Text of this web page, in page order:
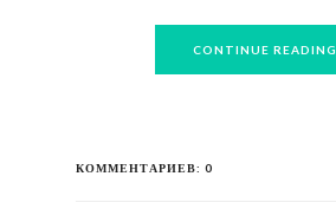
CONTINUE READING
КОММЕНТАРИЕВ: 0